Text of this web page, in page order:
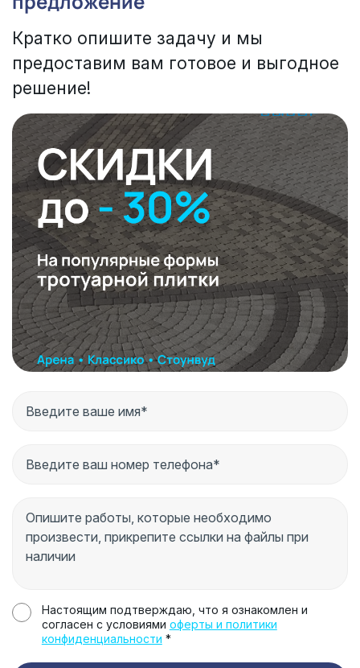
Кратко опишите задачу и мы
предоставим вам готовое и выгодное
решение!
Настоящим подтверждаю, что я ознакомлен и
согласен с условиями оферты и политики
конфиденциальности *